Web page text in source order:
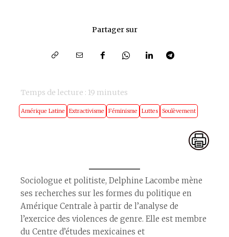
Partager sur
Temps de lecture : 19 minutes
Amérique Latine Extractivisme Féminisme Luttes Soulèvement
Sociologue et politiste, Delphine Lacombe mène
ses recherches sur les formes du politique en
Amérique Centrale à partir de l’analyse de
l’exercice des violences de genre. Elle est membre
du Centre d’études mexicaines et